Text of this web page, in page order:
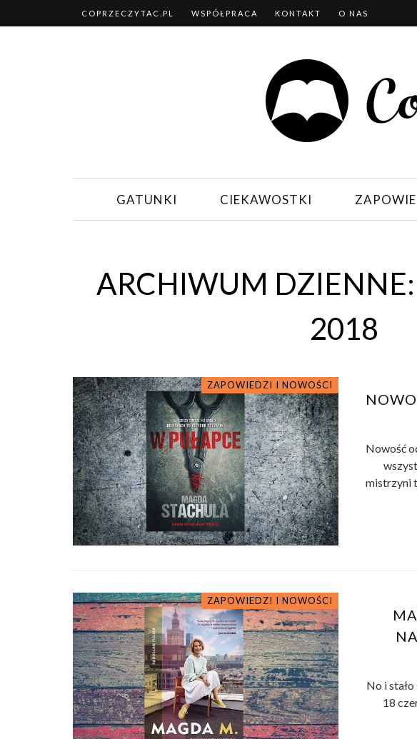
COPRZECZYTAC.PL WSPÓŁPRACA KONTAKT O NAS
GATUNKI CIEKAWOSTKI
ARCHIWUM
2018
ZAPOWIEDZI I NOWOŚCI
Nowość
mistrzyni
ZAPOWIEDZI I NOWOŚCI
No i
18